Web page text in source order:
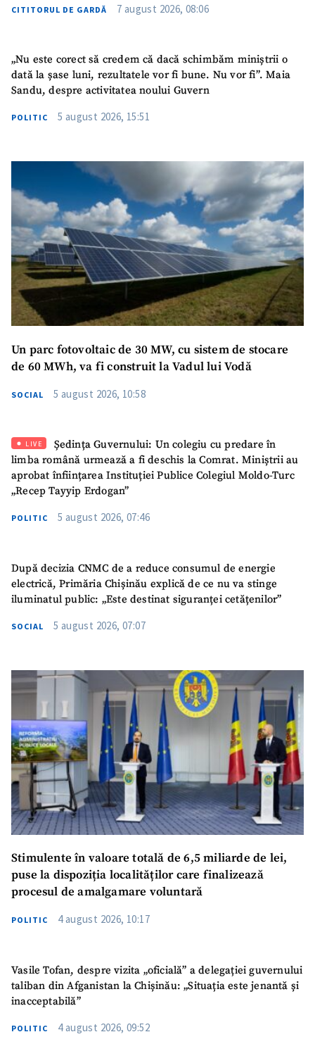
SUSȚINE
CITITORUL DE GARDĂ 7 august 2026, 08:06
„Nu este corect să credem că dacă schimbăm miniștrii o
dată la șase luni, rezultatele vor fi bune. Nu vor fi”. Maia
Sandu, despre activitatea noului Guvern
POLITIC 5 august 2026, 15:51
Un parc fotovoltaic de 30 MW, cu sistem de stocare
de 60 MWh, va fi construit la Vadul lui Vodă
SOCIAL 5 august 2026, 10:58
LIVE
Ședința Guvernului: Un colegiu cu predare în
limba română urmează a fi deschis la Comrat. Miniștrii au
aprobat înființarea Instituției Publice Colegiul Moldo-Turc
„Recep Tayyip Erdogan”
POLITIC 5 august 2026, 07:46
După decizia CNMC de a reduce consumul de energie
electrică, Primăria Chișinău explică de ce nu va stinge
iluminatul public: „Este destinat siguranței cetățenilor”
SOCIAL 5 august 2026, 07:07
Stimulente în valoare totală de 6,5 miliarde de lei,
puse la dispoziția localităților care finalizează
procesul de amalgamare voluntară
POLITIC 4 august 2026, 10:17
Vasile Tofan, despre vizita „oficială” a delegației guvernului
taliban din Afganistan la Chișinău: „Situația este jenantă și
inacceptabilă”
POLITIC 4 august 2026, 09:52
Mesajul știrei
+ Mesajul știrei
CONTACT SURSĂ
Sursă anonimă
Nume+ Numele meu
Email+ Emailul meu
Telefon
+ Telefon personal
Am citit și sunt de
acord cupolitica de
confidențialitate.